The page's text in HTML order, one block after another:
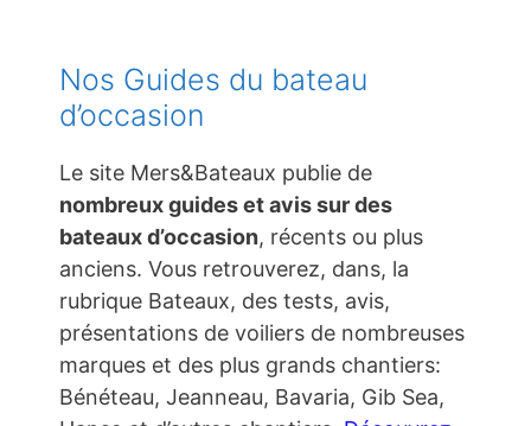
Nos Guides du bateau
d’occasion
Le site Mers&Bateaux publie de
nombreux guides et avis sur des
bateaux d’occasion, récents ou plus
anciens. Vous retrouverez, dans, la
rubrique Bateaux, des tests, avis,
présentations de voiliers de nombreuses
marques et des plus grands chantiers:
Bénéteau, Jeanneau, Bavaria, Gib Sea,